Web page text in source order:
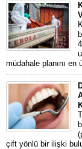
müdahale planını en
çift yönlü bir ilişki